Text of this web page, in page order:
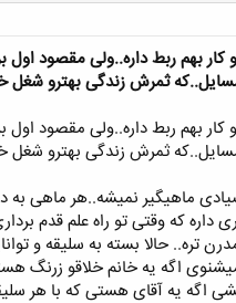
بهم ربط داره..ولی مقصود اول
ثمرش زندگی بهترو شغل
بهم ربط داره..ولی مقصود اول
ثمرش زندگی بهترو شغل
ماهیگیر نمیشه..هر ماهی به
که وقتی تو راه علم قدم
تره.. حالا بسته به سلیقه و
اگه یه خانم خلاقو زرنگ
اگه یه آقای هستی که با هر